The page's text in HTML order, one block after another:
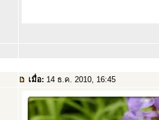
เมื่อ: 14 ธ.ค. 2010, 16:45